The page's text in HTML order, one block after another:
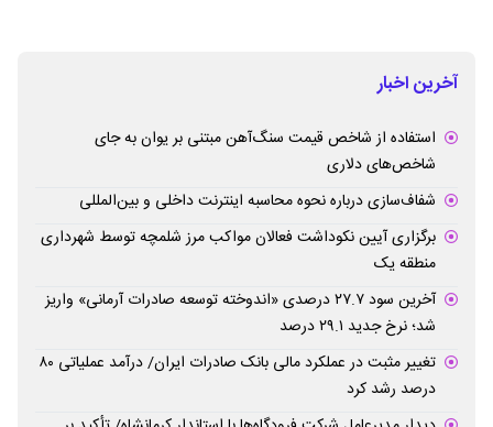
آخرین اخبار
استفاده از شاخص قیمت سنگ‌آهن مبتنی بر یوان به جای
شاخص‌های دلاری
شفاف‌سازی درباره نحوه محاسبه اینترنت داخلی و بین‌المللی
برگزاری آیین نکوداشت فعالان مواکب مرز شلمچه توسط شهرداری
منطقه یک
آخرین سود ۲۷.۷ درصدی «اندوخته توسعه صادرات آرمانی» واریز
شد؛ نرخ جدید ۲۹.۱ درصد
تغییر مثبت در عملکرد مالی بانک صادرات ایران/ درآمد عملیاتی ۸۰
درصد رشد کرد